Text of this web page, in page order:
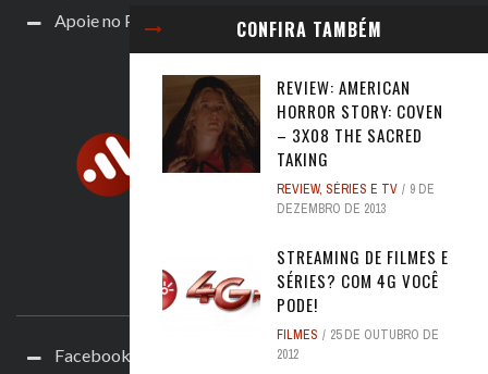
CONFIRA TAMBÉM
REVIEW: AMERICAN
HORROR STORY: COVEN
– 3X08 THE SACRED
TAKING
REVIEW, SÉRIES E TV
9 DE
DEZEMBRO DE 2013
STREAMING DE FILMES E
SÉRIES? COM 4G VOCÊ
PODE!
FILMES
25 DE OUTUBRO DE
2012
Apoie no Padrim!
ACOMPANHE
Facebook